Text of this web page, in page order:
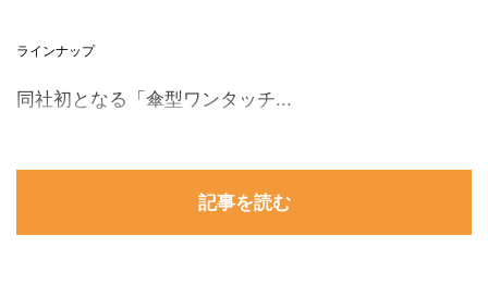
ラインナップ
同社初となる「傘型ワンタッチ...
記事を読む